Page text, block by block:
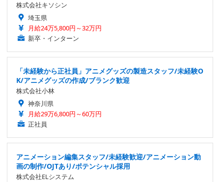
株式会社キソシン
埼玉県
月給24万5,800円～32万円
新卒・インターン
「未経験から正社員」アニメグッズの製造スタッフ/未経験O
K/アニメグッズの作成/ブランク歓迎
株式会社小林
神奈川県
月給29万6,800円～60万円
正社員
アニメーション編集スタッフ/未経験歓迎/アニメーション動
画の制作/OJTあり/ポテンシャル採用
株式会社ELシステム